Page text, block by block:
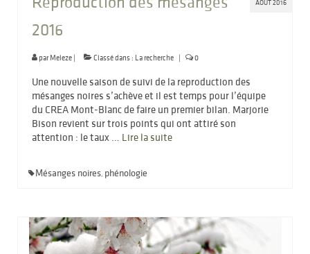
AOÛT 2016
2016
parMeleze | Classé dans : La recherche | 0
Une nouvelle saison de suivi de la reproduction des
mésanges noires s’achève et il est temps pour l’équipe
du CREA Mont-Blanc de faire un premier bilan. Marjorie
Bison revient sur trois points qui ont attiré son
attention : le taux … Lire la suite­­
Mésanges noires, phénologie